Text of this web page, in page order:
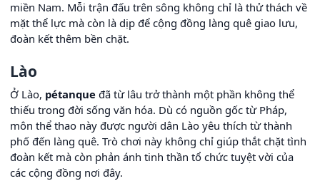
miền Nam. Mỗi trận đấu trên sông không chỉ là thử thách về
mặt thể lực mà còn là dịp để cộng đồng làng quê giao lưu,
đoàn kết thêm bền chặt.
Lào
Ở Lào, pétanque đã từ lâu trở thành một phần không thể
thiếu trong đời sống văn hóa. Dù có nguồn gốc từ Pháp,
môn thể thao này được người dân Lào yêu thích từ thành
phố đến làng quê. Trò chơi này không chỉ giúp thắt chặt tình
đoàn kết mà còn phản ánh tinh thần tổ chức tuyệt vời của
các cộng đồng nơi đây.